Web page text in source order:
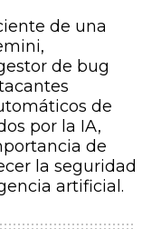
de una
de bug
de
por la IA,
de
la seguridad
artificial.